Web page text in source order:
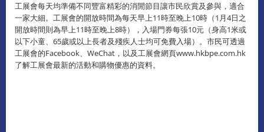
工展會每天均準備不同豐富精彩的消閒節目讓市民欣賞及參與，適合
一家大細。工展會的開放時間為每天早上11時至晚上10時（1月4日之
開放時間則為早上11時至晚上8時），入場門券每張10元（身高1米或
以下小童、65歲或以上長者及殘疾人士均可免費入場）。市民可透過
工展會的Facebook、WeChat，以及工展會網頁www.hkbpe.com.hk
了解工展會最新的活動和購物優惠的資料。